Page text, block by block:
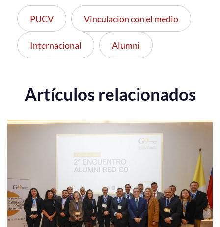
PUCV Vinculación con el medio
Internacional Alumni
Artículos relacionados